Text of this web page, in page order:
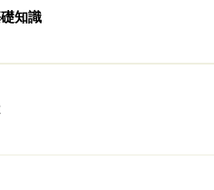
ンのチェディ（仏塔）。高さ
アのパルミラ、グアテマラ
ネのアクロポリス……世界遺
知識